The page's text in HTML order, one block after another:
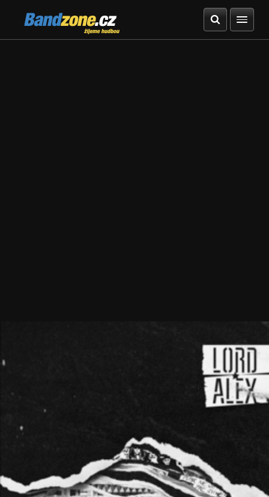
Bandzone.cz
žijeme hudbou